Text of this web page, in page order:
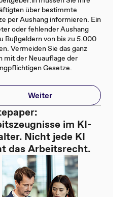
Fußball-WM im Büro:
arbeitsrechtliche Grenzen
über bestimmte
per Aushang informieren. Ein
oder fehlender Aushang
Bußgeldern von bis zu 5.000
Vermeiden Sie das ganz
mit der Neuauflage der
Gesetze.
Weiter
im KI-
Nicht jede KI
das Arbeitsrecht.